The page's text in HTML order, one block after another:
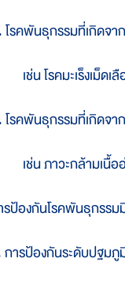
รคพันธุกรรมที่เกิดจา
เช่น โรคมะเร็งเม็ดเลื
รคพันธุกรรมที่เกิดจ
เช่น ภาวะกล้ามเนื้อ
ป้องกันโรคพันธุกรรม
การป้องกันระดับปฐมภู